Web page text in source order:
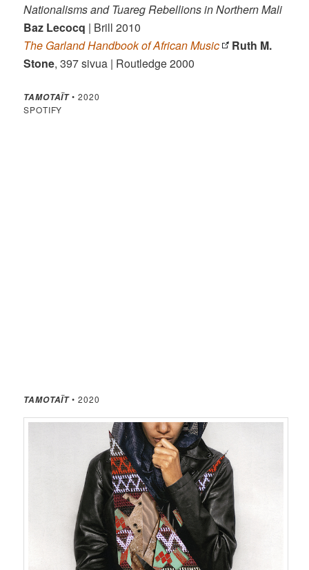
Nationalisms and Tuareg Rebellions in Northern Mali
Baz Lecocq | Brill 2010
The Garland Handbook of African Music
Ruth M.
Stone, 397 sivua | Routledge 2000
TAMOTAÏT• 2020
SPOTIFY
TAMOTAÏT• 2020